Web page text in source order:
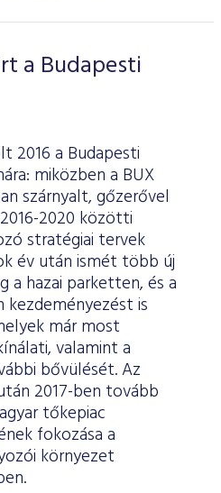
a Budapesti
2016 a Budapesti
miközben a BUX
szárnyalt, gőzerővel
2020 közötti
stratégiai tervek
év után ismét több új
a hazai parketten, és a
kezdeményezést is
már most
valamint a
bővülését. Az
2017-ben tovább
tőkepiac
fokozása a
környezet